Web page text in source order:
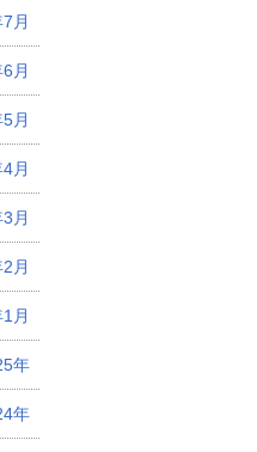
月
月
月
月
月
月
月
年
年